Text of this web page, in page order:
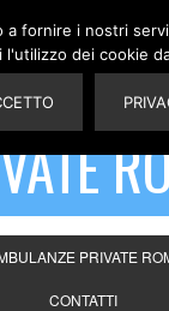
PRIVATE
CONTATTI
a fornire i nostri
l'utilizzo dei cookie